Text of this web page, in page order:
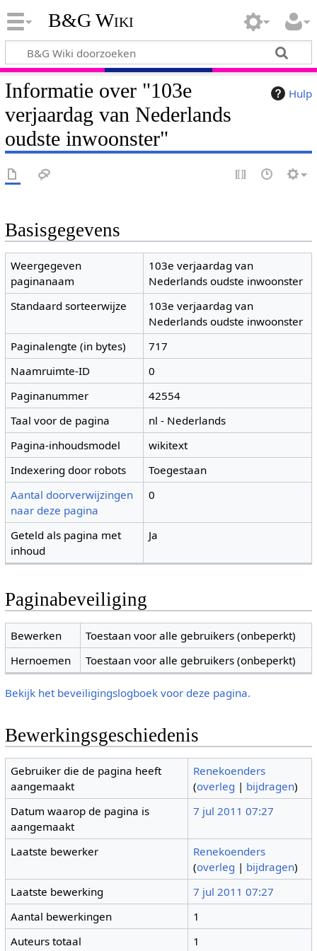
B&G Wiki
Hulp
Informatie over "103e
verjaardag van Nederlands
oudste inwoonster"
Basisgegevens
Weergegeven
paginanaam
103e verjaardag van
Nederlands oudste inwoonster
Standaard sorteerwijze
103e verjaardag van
Nederlands oudste inwoonster
Paginalengte (in bytes)
717
Naamruimte-ID
0
Paginanummer
42554
Taal voor de pagina
nl - Nederlands
Pagina-inhoudsmodel
wikitext
Indexering door robots
Toegestaan
Aantal doorverwijzingen
naar deze pagina
0
Geteld als pagina met
inhoud
Ja
Paginabeveiliging
Bewerken
Toestaan voor alle gebruikers (onbeperkt)
Hernoemen
Toestaan voor alle gebruikers (onbeperkt)
Bekijk het beveiligingslogboek voor deze pagina.
Bewerkingsgeschiedenis
Gebruiker die de pagina heeft
aangemaakt
Renekoenders
(overleg | bijdragen)
Datum waarop de pagina is
aangemaakt
7 jul 2011 07:27
Laatste bewerker
Renekoenders
(overleg | bijdragen)
Laatste bewerking
7 jul 2011 07:27
Aantal bewerkingen
1
Auteurs totaal
1